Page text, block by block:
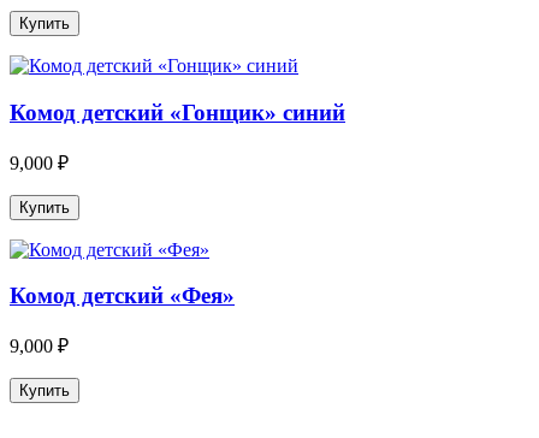
Комод детский «Гонщик» синий
9,000 ₽
Комод детский «Фея»
9,000 ₽